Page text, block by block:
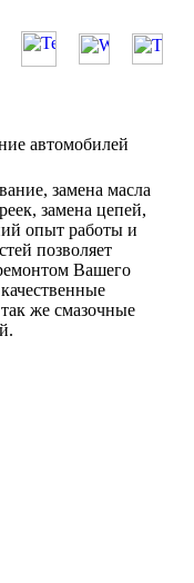
автомобилей
замена масла
замена цепей,
опыт работы и
позволяет
Вашего
же смазочные